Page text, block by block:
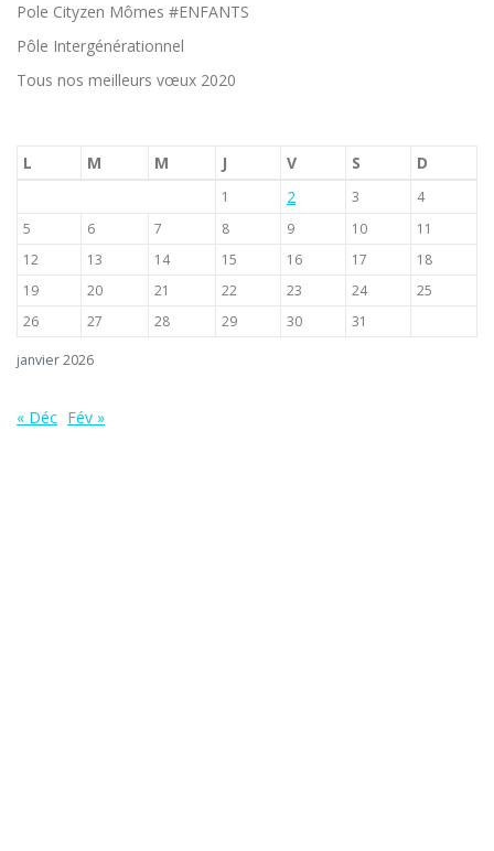
Pole Cityzen Mômes #ENFANTS
Pôle Intergénérationnel
Tous nos meilleurs vœux 2020
janvier 2026
L M M J V S D
1 2 3
4
5
6 7 8 9 10
11
12
13 14 15 16 17
18
19
20 21 22 23 24
25
26
27 28 29 30 31
« Déc Fév »